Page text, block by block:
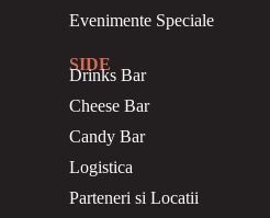
Evenimente Speciale
SIDE
Drinks Bar
Cheese Bar
Candy Bar
Logistica
Parteneri si Locatii